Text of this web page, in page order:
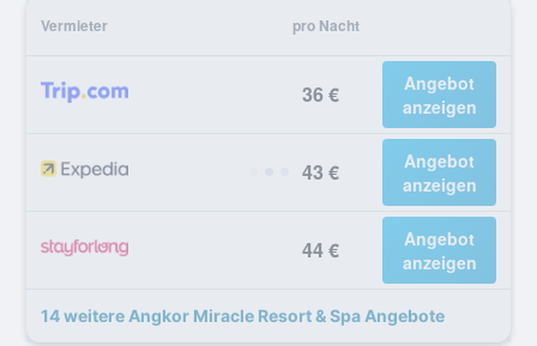
Vermieter pro Nacht
36 €
Angebot
anzeigen
43 €
Angebot
anzeigen
44 €
Angebot
anzeigen
14 weitere Angkor Miracle Resort & Spa Angebote